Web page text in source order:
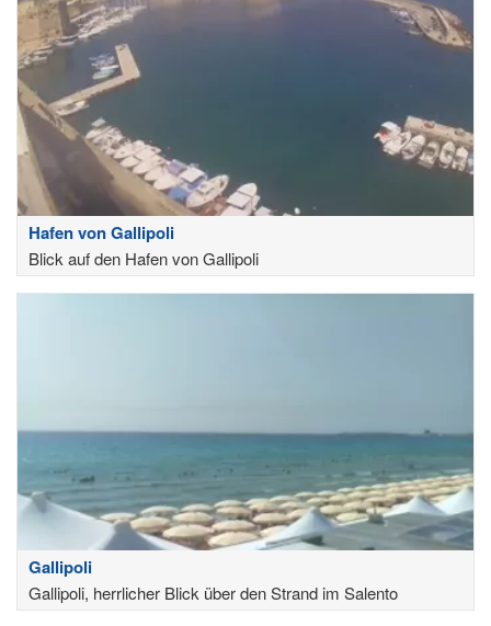
Hafen von Gallipoli
Blick auf den Hafen von Gallipoli
Gallipoli
Gallipoli, herrlicher Blick über den Strand im Salento